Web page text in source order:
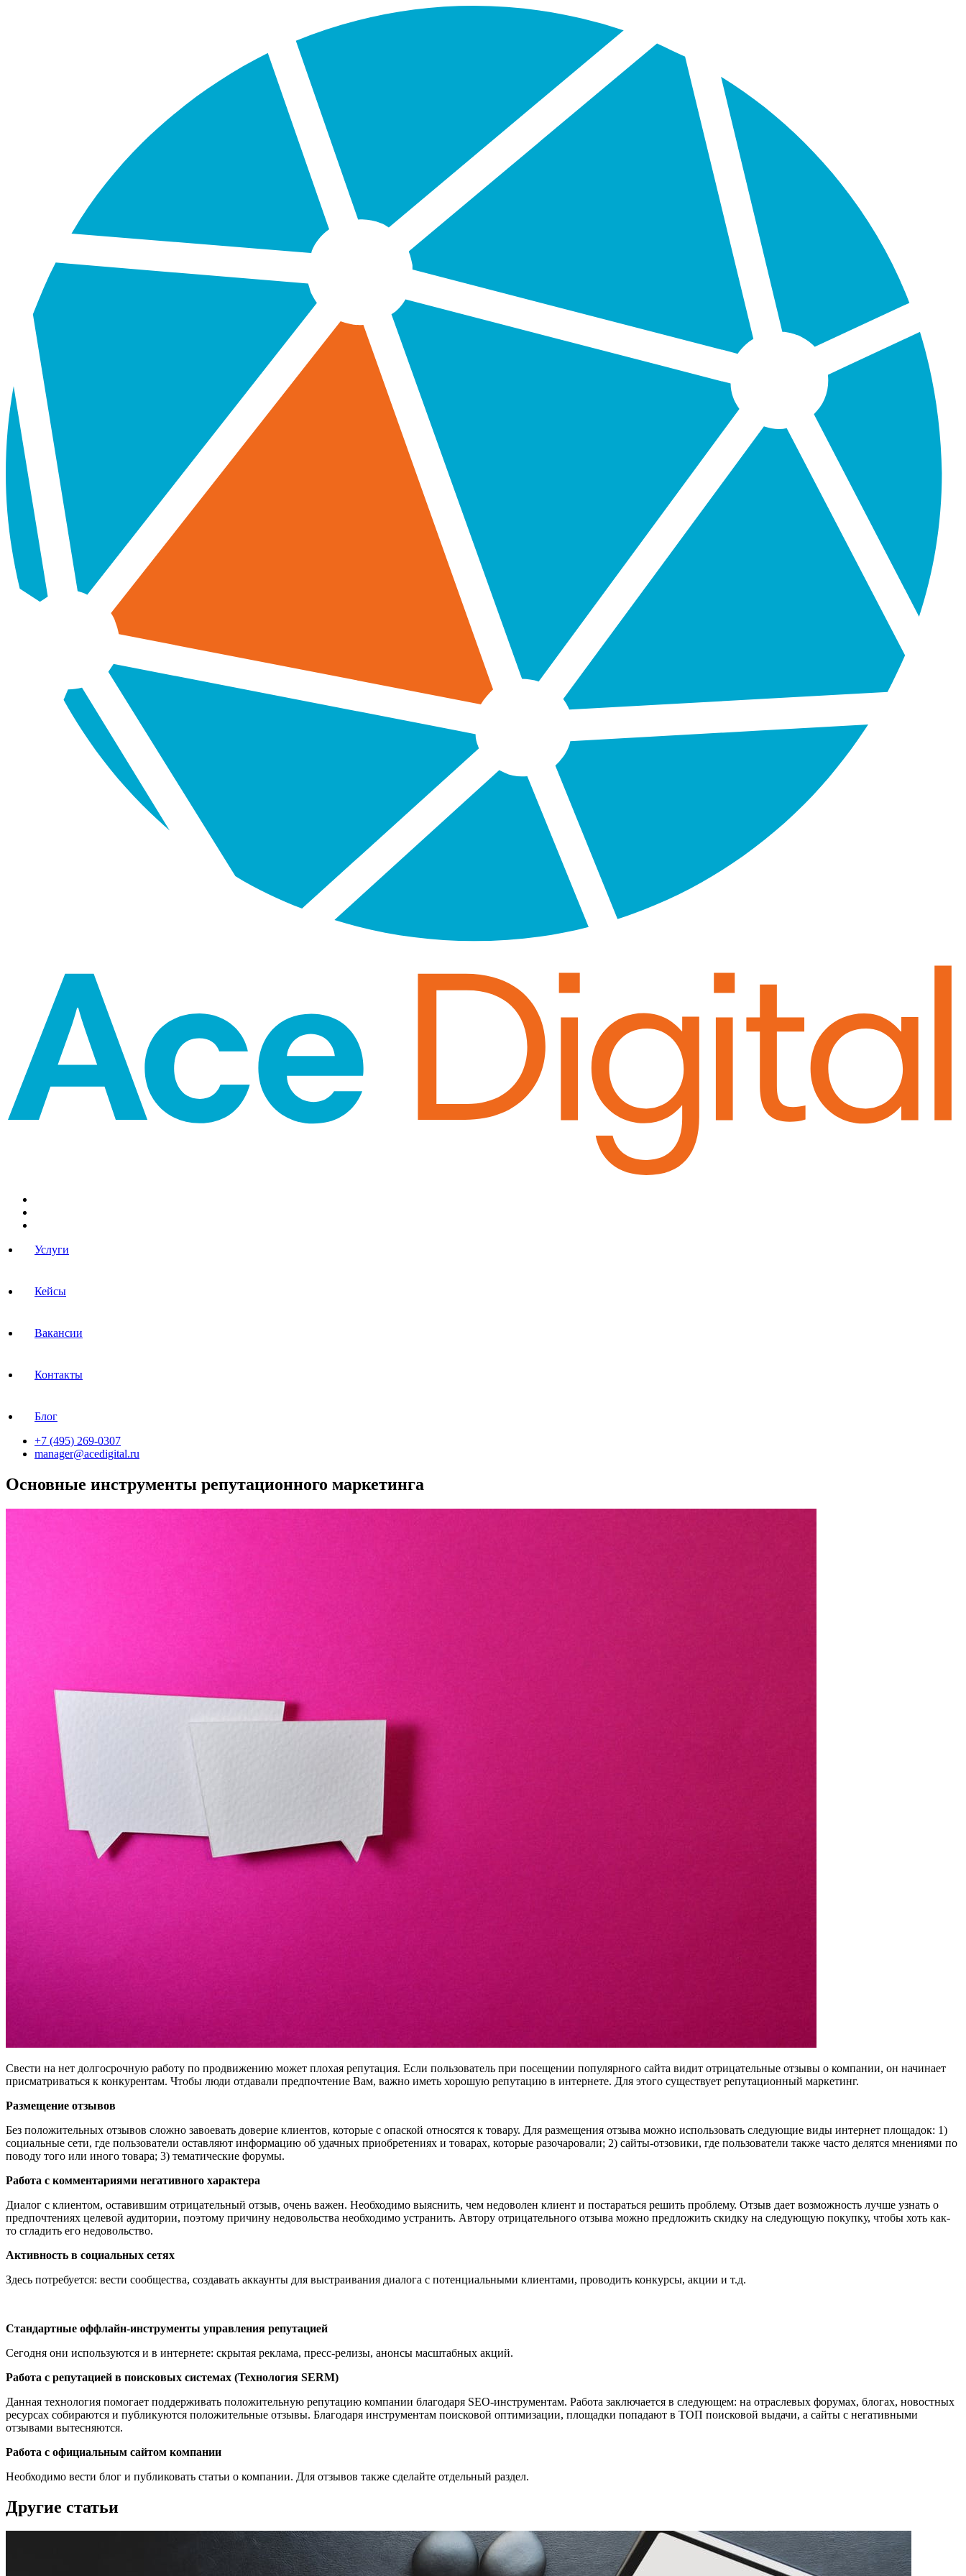
Услуги
Кейсы
Вакансии
Контакты
Блог
+7 (495) 269-0307
manager@acedigital.ru
Основные инструменты репутационного маркетинга
Свести на нет долгосрочную работу по продвижению может плохая репутация. Если пользователь при посещении популярного сайта видит отрицательные отзывы о компании, он начинает
присматриваться к конкурентам. Чтобы люди отдавали предпочтение Вам, важно иметь хорошую репутацию в интернете. Для этого существует репутационный маркетинг.
Размещение отзывов
Без положительных отзывов сложно завоевать доверие клиентов, которые с опаской относятся к товару. Для размещения отзыва можно использовать следующие виды интернет площадок: 1)
социальные сети, где пользователи оставляют информацию об удачных приобретениях и товарах, которые разочаровали; 2) сайты-отзовики, где пользователи также часто делятся мнениями по
поводу того или иного товара; 3) тематические форумы.
Работа с комментариями негативного характера
Диалог с клиентом, оставившим отрицательный отзыв, очень важен. Необходимо выяснить, чем недоволен клиент и постараться решить проблему. Отзыв дает возможность лучше узнать о
предпочтениях целевой аудитории, поэтому причину недовольства необходимо устранить. Автору отрицательного отзыва можно предложить скидку на следующую покупку, чтобы хоть как-
то сгладить его недовольство.
Активность в социальных сетях
Здесь потребуется: вести сообщества, создавать аккаунты для выстраивания диалога с потенциальными клиентами, проводить конкурсы, акции и т.д.
Стандартные оффлайн-инструменты управления репутацией
Сегодня они используются и в интернете: скрытая реклама, пресс-релизы, анонсы масштабных акций.
Работа с репутацией в поисковых системах (Технология SERM)
Данная технология помогает поддерживать положительную репутацию компании благодаря SEO-инструментам. Работа заключается в следующем: на отраслевых форумах, блогах, новостных
ресурсах собираются и публикуются положительные отзывы. Благодаря инструментам поисковой оптимизации, площадки попадают в ТОП поисковой выдачи, а сайты с негативными
отзывами вытесняются.
Работа с официальным сайтом компании
Необходимо вести блог и публиковать статьи о компании. Для отзывов также сделайте отдельный раздел.
Другие статьи